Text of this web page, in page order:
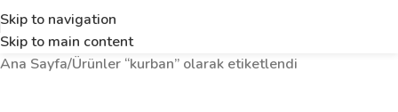
Skip to navigation
Skip to main content
Ana Sayfa Ürünler “kurban” olarak etiketlendi